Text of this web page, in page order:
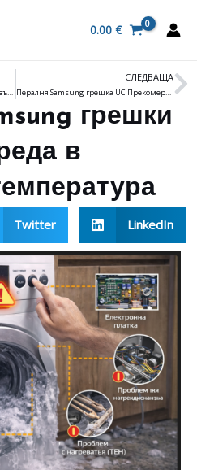
0.00 €
Пералня Samsung грешки SUD/ 5UD твърде много пяна
СЛЕДВАЩА
Пералня Samsung грешка UC Прекомерно отклонение в стойността на засиленото напрежение
грешки
в
Twitter LinkedIn